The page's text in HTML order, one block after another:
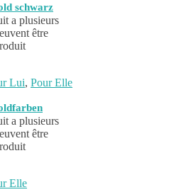
schwarz
a plusieurs
être
Lui, Pour Elle
a plusieurs
être
Elle